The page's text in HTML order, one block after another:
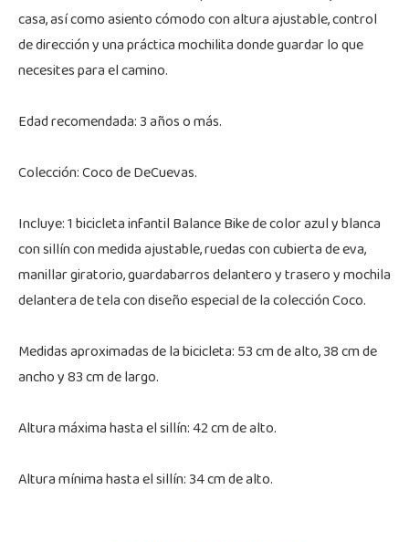
casa, así como asiento cómodo con altura ajustable, control
de dirección y una práctica mochilita donde guardar lo que
necesites para el camino.
Edad recomendada: 3 años o más.
Colección: Coco de DeCuevas.
Incluye: 1 bicicleta infantil Balance Bike de color azul y blanca
con sillín con medida ajustable, ruedas con cubierta de eva,
manillar giratorio, guardabarros delantero y trasero y mochila
delantera de tela con diseño especial de la colección Coco.
Medidas aproximadas de la bicicleta: 53 cm de alto, 38 cm de
ancho y 83 cm de largo.
Altura máxima hasta el sillín: 42 cm de alto.
Altura mínima hasta el sillín: 34 cm de alto.